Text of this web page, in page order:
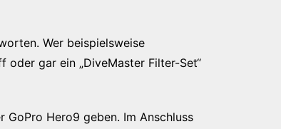
Wer beispielsweise
gar ein „DiveMaster Filter-Set“
Hero9 geben. Im Anschluss